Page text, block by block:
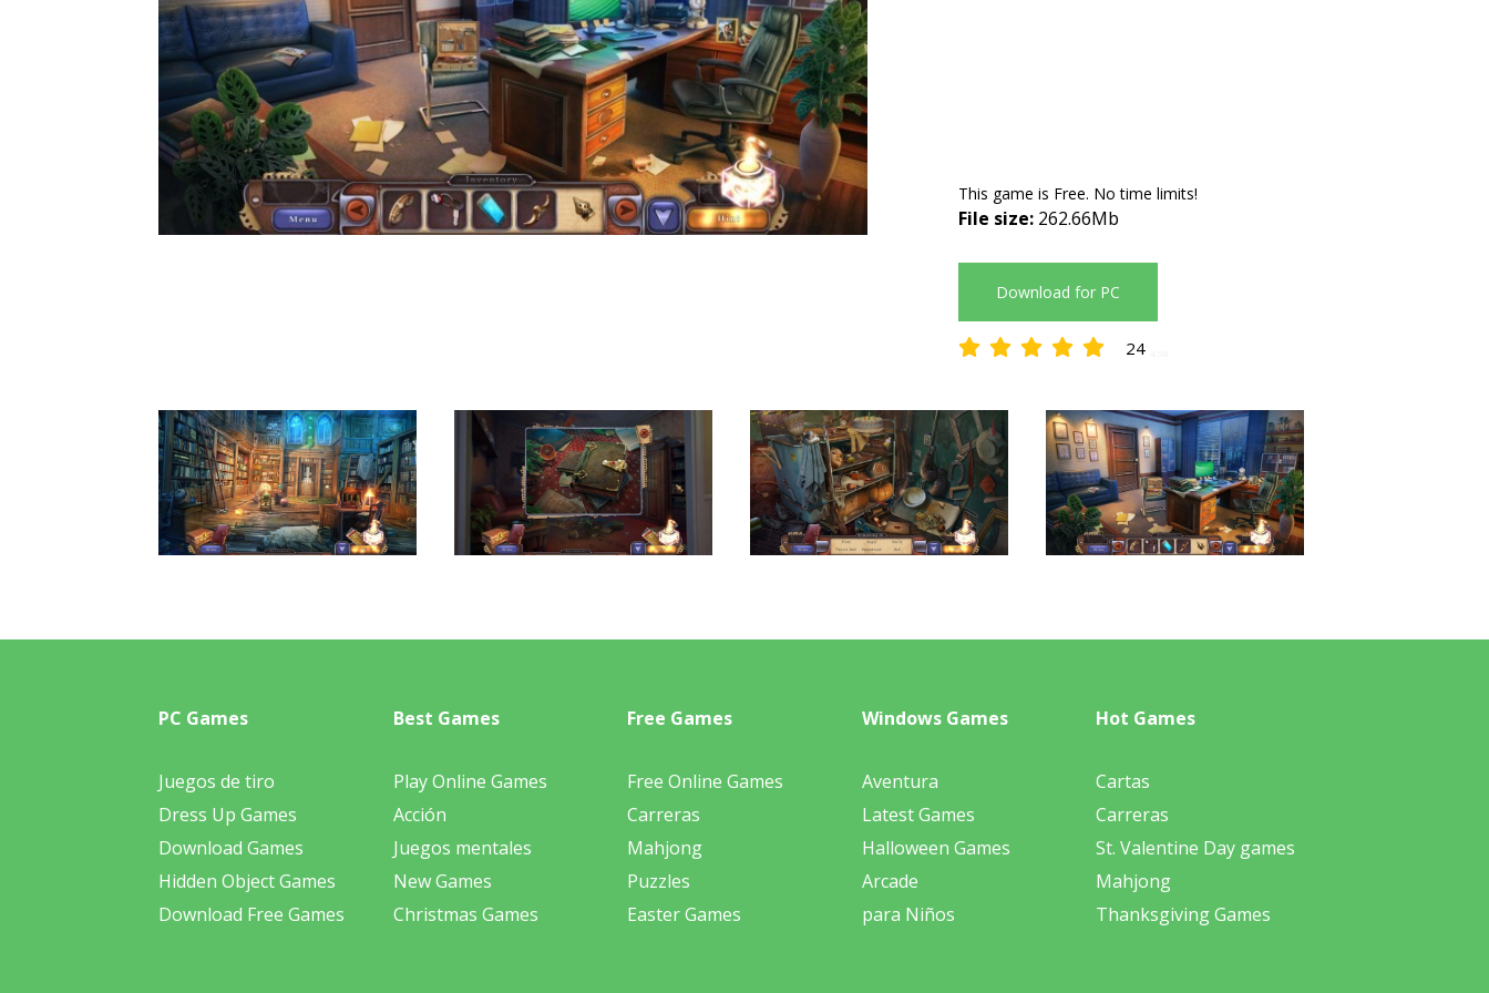
This game is Free. No time limits!
File size: 262.66Mb
Download for PC
24
PC Games
Juegos de tiro
Dress Up Games
Download Games
Hidden Object Games
Download Free Games
Best Games
Play Online Games
Acción
Juegos mentales
New Games
Christmas Games
Free Games
Free Online Games
Carreras
Mahjong
Puzzles
Easter Games
Windows Games
Aventura
Latest Games
Halloween Games
Arcade
para Niños
Hot Games
Cartas
Carreras
St. Valentine Day games
Mahjong
Thanksgiving Games